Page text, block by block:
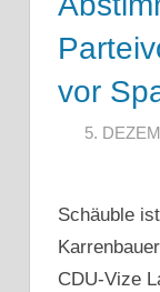
vor
5.
Schäuble
CDU-Vize